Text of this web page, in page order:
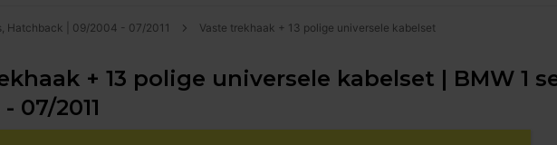
Hatchback | 09/2004 - 07/2011 Vaste trekhaak + 13 polige universele kabelset
+ 13 polige universele kabelset | BMW 1
07/2011